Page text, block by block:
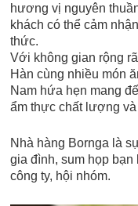
hương vị nguyên
khách có thể cảm
thức.
Với không gian rộng
Hàn cùng nhiều món
Nam hứa hẹn mang
ẩm thực chất lượng
Nhà hàng Bornga là
gia đình, sum họp
công ty, hội nhóm.